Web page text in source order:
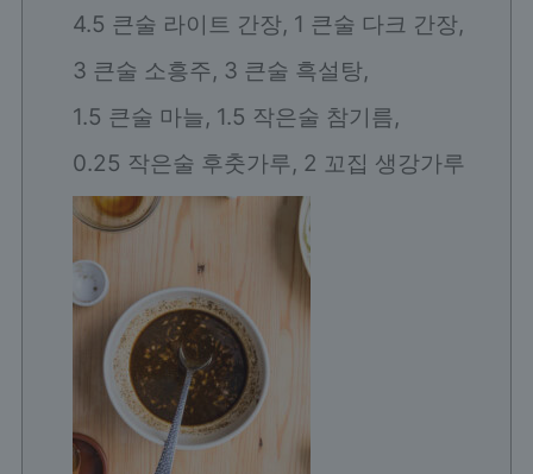
4.5 큰술 라이트 간장, 1 큰술 다크 간장,
3 큰술 소흥주, 3 큰술 흑설탕,
1.5 큰술 마늘, 1.5 작은술 참기름,
0.25 작은술 후춧가루, 2 꼬집 생강가루